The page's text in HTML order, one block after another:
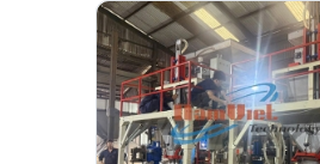
Bao có thể là bao PP,
Máy khâu bao tự
Trang bị 2máy khâu